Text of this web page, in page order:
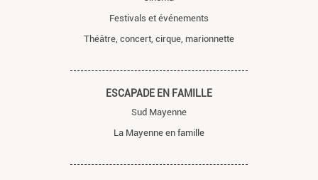
Festivals et événements
Théâtre, concert, cirque, marionnette
ESCAPADE EN FAMILLE
Sud Mayenne
La Mayenne en famille